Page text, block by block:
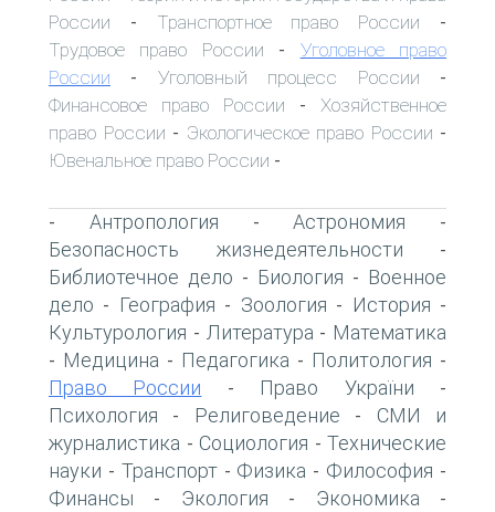
России - Транспортное право России -
Трудовое право России - Уголовное право
России - Уголовный процесс России -
Финансовое право России - Хозяйственное
право России - Экологическое право России -
Ювенальное право России -
- Антропология -Астрономия -
Безопасность жизнедеятельности -
Библиотечное дело - Биология - Военное
дело - География - Зоология - История -
Культурология - Литература - Математика
- Медицина - Педагогика - Политология -
Право России - Право України -
Психология - Религоведение - СМИ и
журналистика - Социология - Технические
науки - Транспорт- Физика - Философия -
Финансы - Экология - Экономика -